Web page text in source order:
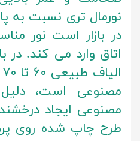
نورمال تری نسبت به
در بازار است نور
اتاق وارد می کند. در
مصنوعی است، دلیل
مصنوعی ایجاد
طرح چاپ شده روی